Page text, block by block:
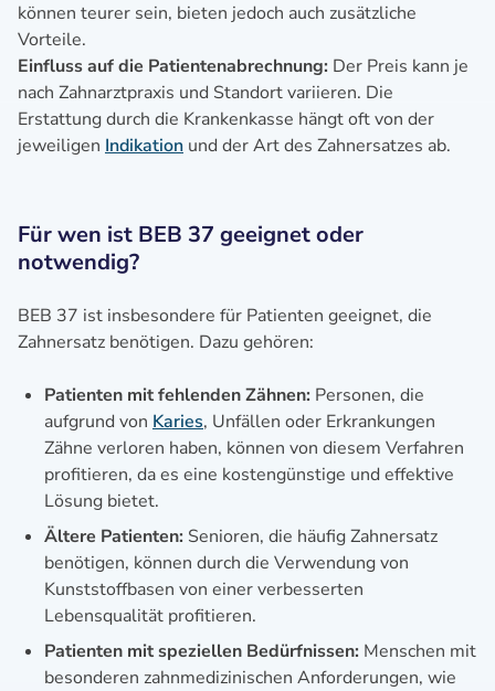
können teurer sein, bieten jedoch auch zusätzliche
Vorteile.
Einfluss auf die Patientenabrechnung: Der Preis kann je
nach Zahnarztpraxis und Standort variieren. Die
Erstattung durch die Krankenkasse hängt oft von der
jeweiligen Indikation und der Art des Zahnersatzes ab.
Für wen ist BEB 37 geeignet oder
notwendig?
BEB 37 ist insbesondere für Patienten geeignet, die
Zahnersatz benötigen. Dazu gehören:
Patienten mit fehlenden Zähnen: Personen, die
aufgrund von Karies, Unfällen oder Erkrankungen
Zähne verloren haben, können von diesem Verfahren
profitieren, da es eine kostengünstige und effektive
Lösung bietet.
Ältere Patienten: Senioren, die häufig Zahnersatz
benötigen, können durch die Verwendung von
Kunststoffbasen von einer verbesserten
Lebensqualität profitieren.
Patienten mit speziellen Bedürfnissen: Menschen mit
besonderen zahnmedizinischen Anforderungen, wie